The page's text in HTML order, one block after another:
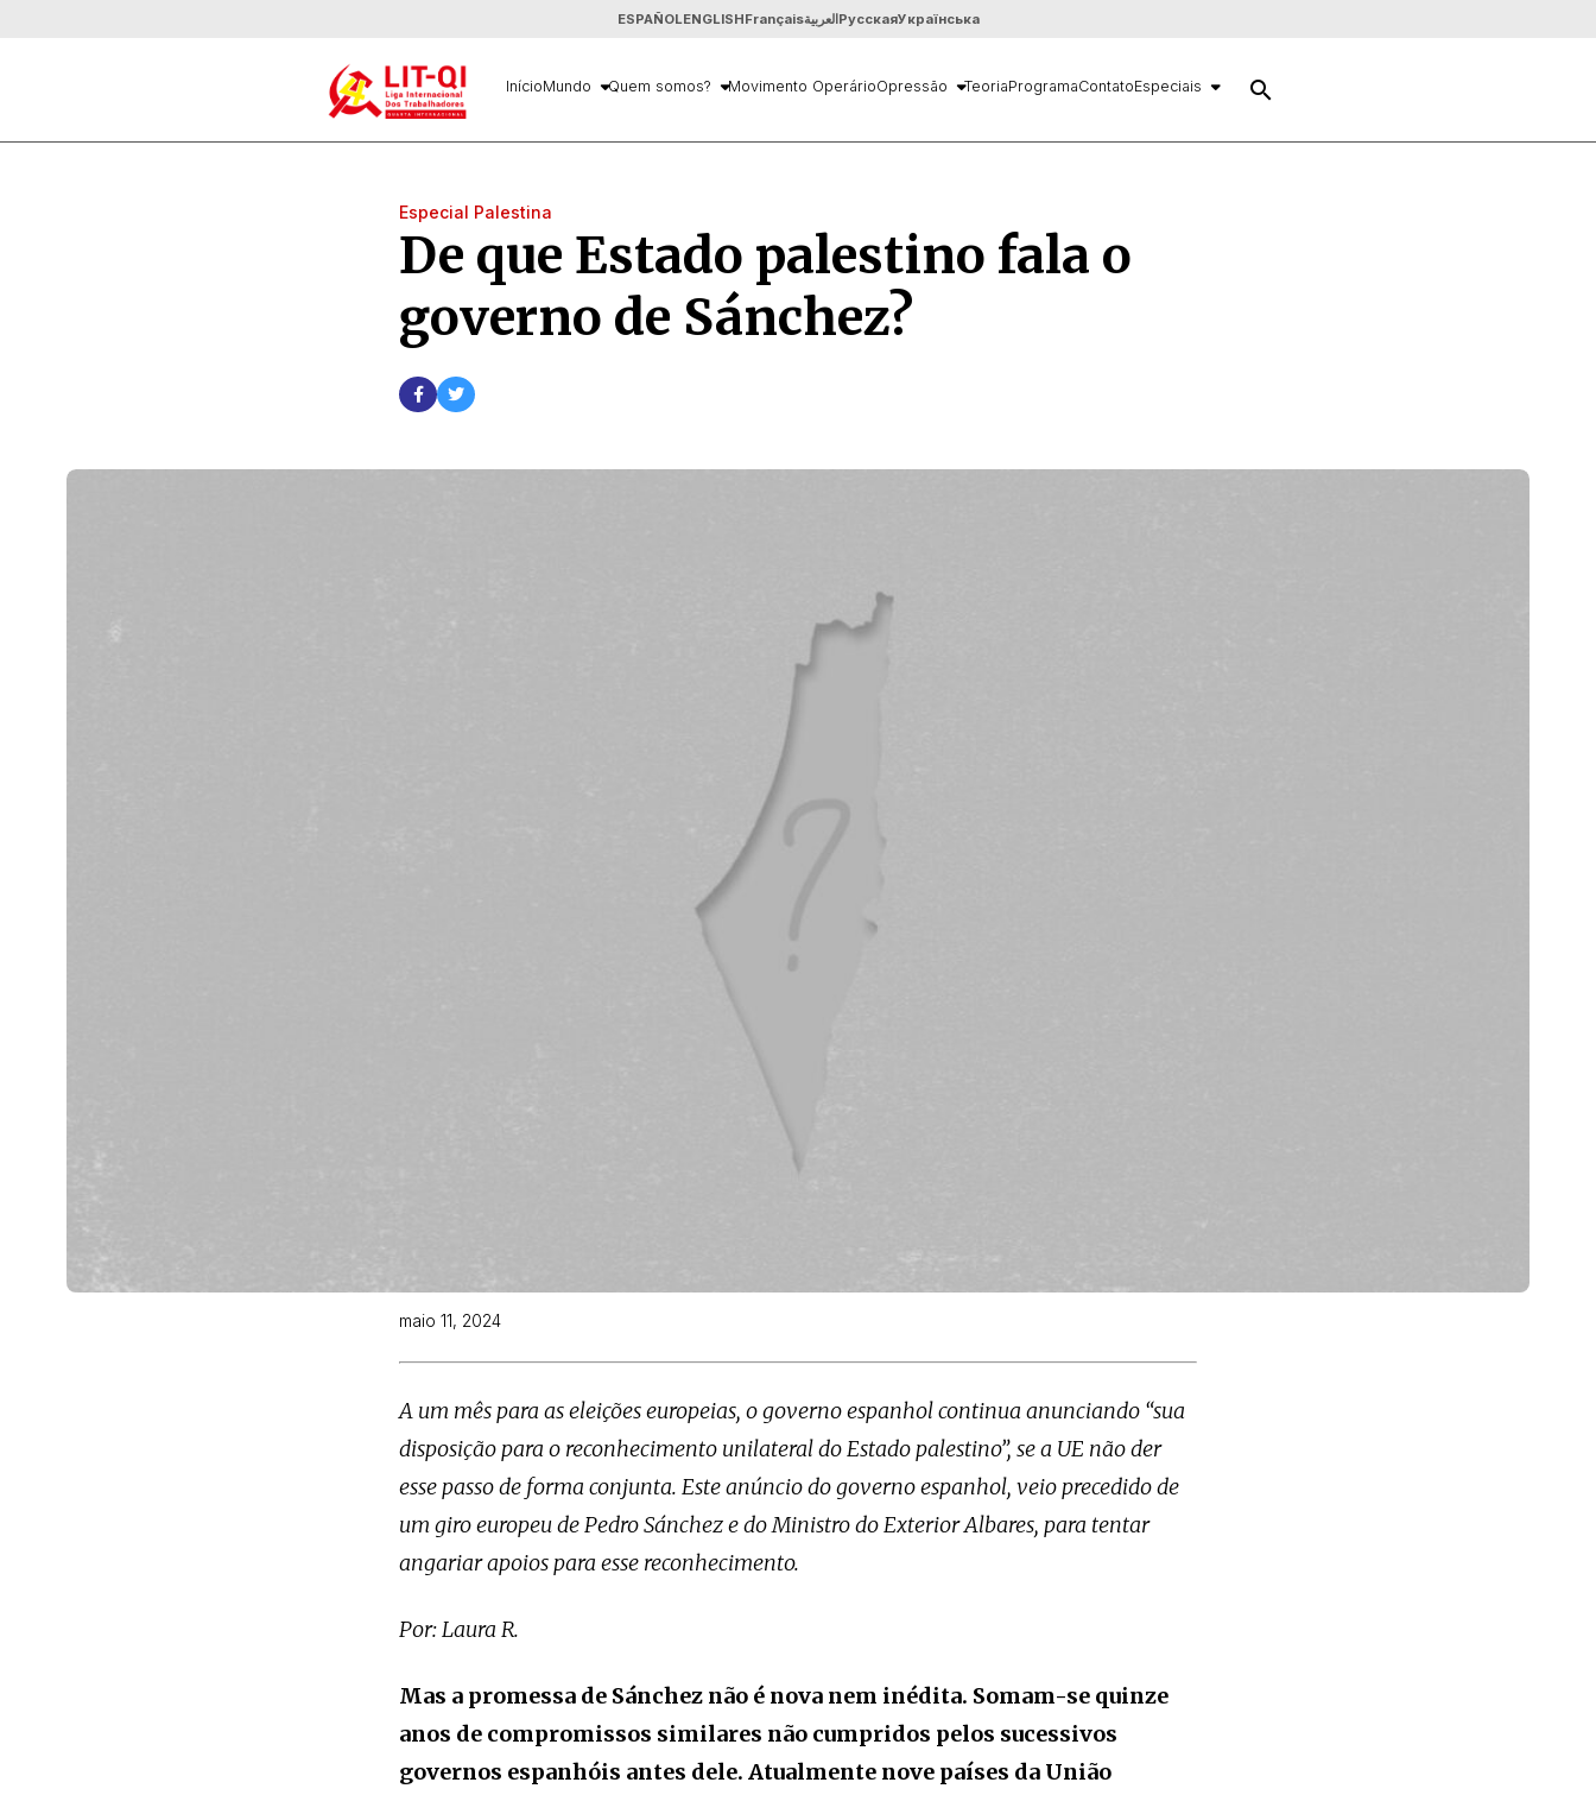
ESPAÑOLENGLISHFrançaisالعربيةРусскаяУкраїнська
InícioMundo Quem somos? Movimento OperárioOpressão TeoriaProgramaContatoEspeciais search
Especial Palestina
De que Estado palestino fala o
governo de Sánchez?
maio 11, 2024
A um mês para as eleições europeias, o governo espanhol continua anunciando “sua
disposição para o reconhecimento unilateral do Estado palestino”, se a UE não der
esse passo de forma conjunta. Este anúncio do governo espanhol, veio precedido de
um giro europeu de Pedro Sánchez e do Ministro do Exterior Albares, para tentar
angariar apoios para esse reconhecimento.
Por: Laura R.
Mas a promessa de Sánchez não é nova nem inédita. Somam-se quinze
anos de compromissos similares não cumpridos pelos sucessivos
governos espanhóis antes dele. Atualmente nove países da União